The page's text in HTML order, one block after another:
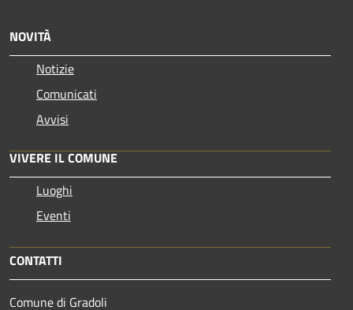
NOVITÀ
Notizie
Comunicati
Avvisi
VIVERE IL COMUNE
Luoghi
Eventi
CONTATTI
Comune di Gradoli